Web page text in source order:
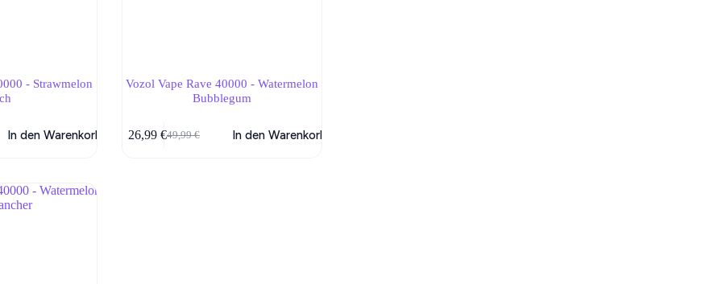
- Strawmelon
In den Warenkorb
Vozol Vape Rave 40000 - Watermelon
Bubblegum
49,99€
Ursprünglicher
26,99 €Aktueller
In den Warenkorb